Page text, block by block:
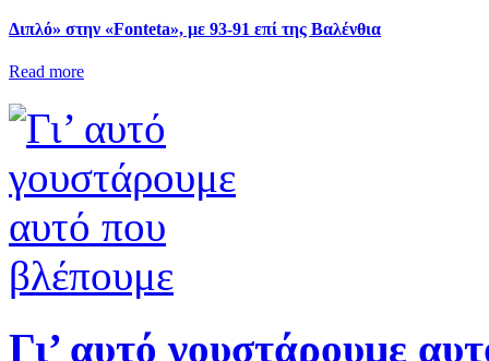
Διπλό» στην «Fonteta», με 93-91 επί της Βαλένθια
Read more
Γι’ αυτό γουστάρουμε